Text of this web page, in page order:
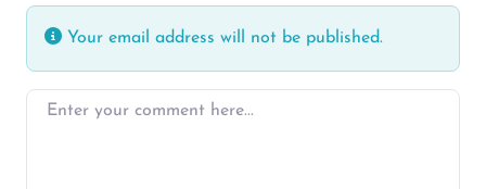
Your email address will not be published.
Enter your comment here…